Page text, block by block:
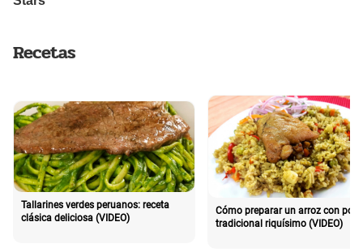
Recetas
Tallarines verdes peruanos: receta
clásica deliciosa (VIDEO)
Cómo preparar un arroz con pollo
tradicional riquísimo (VIDEO)